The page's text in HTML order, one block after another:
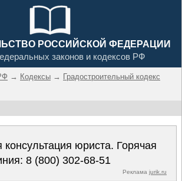
РОССИЙСКОЙ ФЕДЕРАЦИИ
законов и кодексов РФ
→ Кодексы → Градостроительный кодекс
консультация юриста. Горячая
8 (800) 302-68-51
Реклама jurik.ru